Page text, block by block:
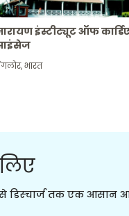
इंस्टीट्यूट ऑफ
,भारत
डिस्चार्ज तक एक आसान